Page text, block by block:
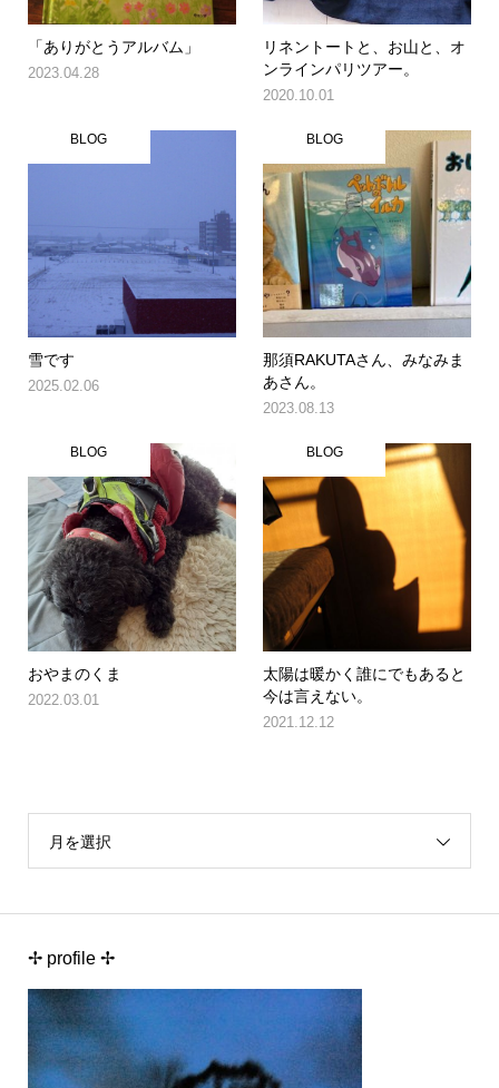
「ありがとうアルバム」
2023.04.28
リネントートと、お山と、オ
ンラインパリツアー。
2020.10.01
BLOG
雪です
2025.02.06
BLOG
那須RAKUTAさん、みなみま
あさん。
2023.08.13
BLOG
おやまのくま
2022.03.01
BLOG
太陽は暖かく誰にでもあると
今は言えない。
2021.12.12
月を選択
✢ profile ✢